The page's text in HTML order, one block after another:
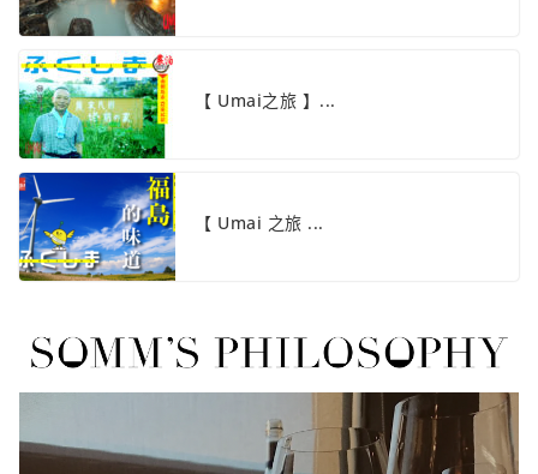
【 Umai之旅 】...
【 Umai 之旅 ...